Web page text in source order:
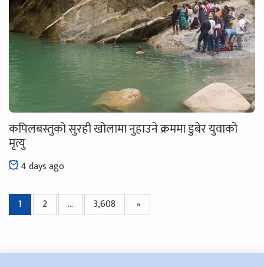
कपिलबस्तुको सुरही खोलामा नुहाउने क्रममा डुबेर युवाको
मृत्यु
4 days ago
1 2 … 3,608 »